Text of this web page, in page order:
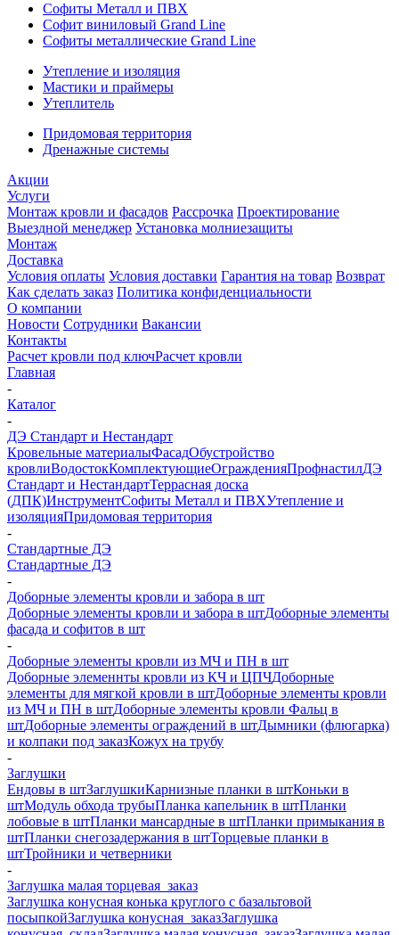
Софиты Металл и ПВХ
Софит виниловый Grand Line
Софиты металлические Grand Line
Утепление и изоляция
Мастики и праймеры
Утеплитель
Придомовая территория
Дренажные системы
Акции
Услуги
Монтаж кровли и фасадов Рассрочка Проектирование
Выездной менеджер Установка молниезащиты
Монтаж
Доставка
Условия оплаты Условия доставки Гарантия на товар Возврат
Как сделать заказ Политика конфиденциальности
О компании
Новости Сотрудники Вакансии
Контакты
Расчет кровли под ключРасчет кровли
Главная
-
Каталог
-
ДЭ Стандарт и Нестандарт
Кровельные материалыФасадОбустройство
кровлиВодостокКомплектующиеОгражденияПрофнастилДЭ
Стандарт и НестандартТеррасная доска
(ДПК)ИнструментСофиты Металл и ПВХУтепление и
изоляцияПридомовая территория
-
Стандартные ДЭ
Стандартные ДЭ
-
Доборные элементы кровли и забора в шт
Доборные элементы кровли и забора в штДоборные элементы
фасада и софитов в шт
-
Доборные элементы кровли из МЧ и ПН в шт
Доборные элеменнты кровли из КЧ и ЦПЧДоборные
элементы для мягкой кровли в штДоборные элементы кровли
из МЧ и ПН в штДоборные элементы кровли Фальц в
штДоборные элементы ограждений в штДымники (флюгарка)
и колпаки под заказКожух на трубу
-
Заглушки
Ендовы в штЗаглушкиКарнизные планки в штКоньки в
штМодуль обхода трубыПланка капельник в штПланки
лобовые в штПланки мансардные в штПланки примыкания в
штПланки снегозадержания в штТорцевые планки в
штТройники и четверники
-
Заглушка малая торцевая_заказ
Заглушка конусная конька круглого с базальтовой
посыпкойЗаглушка конусная_заказЗаглушка